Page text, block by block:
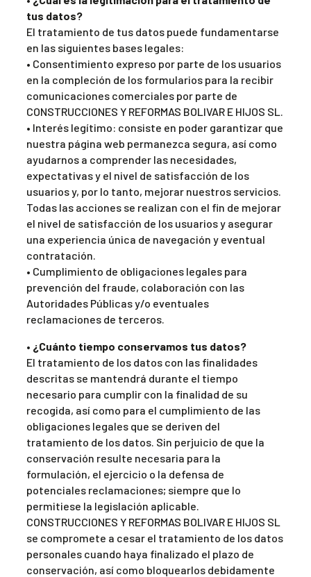
tus datos?
El tratamiento de tus datos puede fundamentarse
en las siguientes bases legales:
• Consentimiento expreso por parte de los usuarios
en la compleción de los formularios para la recibir
comunicaciones comerciales por parte de
CONSTRUCCIONES Y REFORMAS BOLIVAR E HIJOS SL.
• Interés legítimo: consiste en poder garantizar que
nuestra página web permanezca segura, así como
ayudarnos a comprender las necesidades,
expectativas y el nivel de satisfacción de los
usuarios y, por lo tanto, mejorar nuestros servicios.
Todas las acciones se realizan con el fin de mejorar
el nivel de satisfacción de los usuarios y asegurar
una experiencia única de navegación y eventual
contratación.
• Cumplimiento de obligaciones legales para
prevención del fraude, colaboración con las
Autoridades Públicas y/o eventuales
reclamaciones de terceros.
• ¿Cuánto tiempo conservamos tus datos?
El tratamiento de los datos con las finalidades
descritas se mantendrá durante el tiempo
necesario para cumplir con la finalidad de su
recogida, así como para el cumplimiento de las
obligaciones legales que se deriven del
tratamiento de los datos. Sin perjuicio de que la
conservación resulte necesaria para la
formulación, el ejercicio o la defensa de
potenciales reclamaciones; siempre que lo
permitiese la legislación aplicable.
CONSTRUCCIONES Y REFORMAS BOLIVAR E HIJOS SL
se compromete a cesar el tratamiento de los datos
personales cuando haya finalizado el plazo de
conservación, así como bloquearlos debidamente